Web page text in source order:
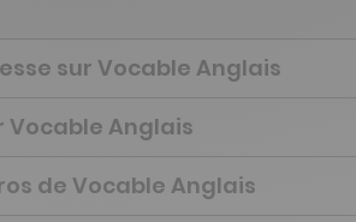
sur Vocable Anglais
Vocable Anglais
de Vocable Anglais